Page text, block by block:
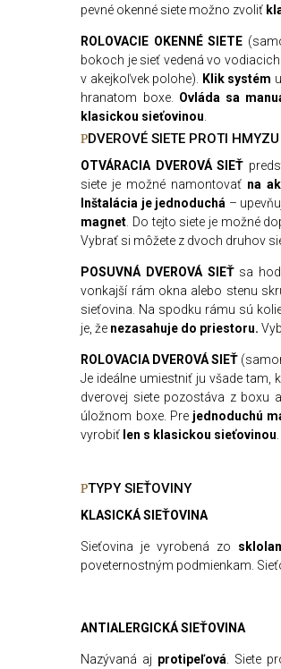
pevné okenné siete možno zvoliť
ROLOVACIE OKENNÉ SIETE
bokoch je sieť vedená vo
v akejkoľvek polohe).
Klik systém
hranatom boxe. Ovl áda sa manu
klasickou sieťovinou
DVEROVÉ SIETE PROTI HMYZU
OTVÁRACIA DVEROVÁ SIEŤ
siete je možné namontovať na ak
Inštalácia je jednoduchá –
magnet . Do tejto siete je možné
Vybrať si môžete z dvoch druhov
POSUVNÁ DVEROVÁ SIEŤsa
vonkajší rám okna alebo stenu
sieťovina. Na spodku rámu sú
je, že nezasahuje do priestoru.
ROLOVACIA DVEROVÁ SIEŤ
Je ideálne umiestniť ju všade tam,
dverovej siete pozostáva z boxu
úložnom boxe. Pre jednoduchú
vyrobiť len s klasickou sieťovinou
TYPY SIEŤOVINY
KLASICKÁ SIEŤOVINA
Sieťovina je vyrobená zo
poveternostným podmienkam.
ANTIALERGICKÁ SIEŤOVINA
Nazývaná aj protipeľová . Siete